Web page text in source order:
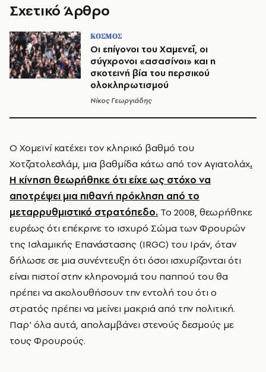
Σχετικό Άρθρο
ΚΟΣΜΟΣ
Οι επίγονοι του Χαμενεΐ, οι
σύγχρονοι «ασασίνοι» και η
σκοτεινή βία του περσικού
ολοκληρωτισμού
Νίκος Γεωργιάδης
Ο Χομεϊνί κατέχει τον κληρικό βαθμό του
Χοτζατολεσλάμ, μια βαθμίδα κάτω από τον Αγιατολάχ.
Η κίνηση θεωρήθηκε ότι είχε ως στόχο να
αποτρέψει μια πιθανή πρόκληση από το
μεταρρυθμιστικό στρατόπεδο. Το 2008, θεωρήθηκε
ευρέως ότι επέκρινε το ισχυρό Σώμα των Φρουρών
της Ισλαμικής Επανάστασης (IRGC) του Ιράν, όταν
δήλωσε σε μια συνέντευξη ότι όσοι ισχυρίζονται ότι
είναι πιστοί στην κληρονομιά του παππού του θα
πρέπει να ακολουθήσουν την εντολή του ότι ο
στρατός πρέπει να μείνει μακριά από την πολιτική.
Παρ' όλα αυτά, απολαμβάνει στενούς δεσμούς με
τους Φρουρούς.